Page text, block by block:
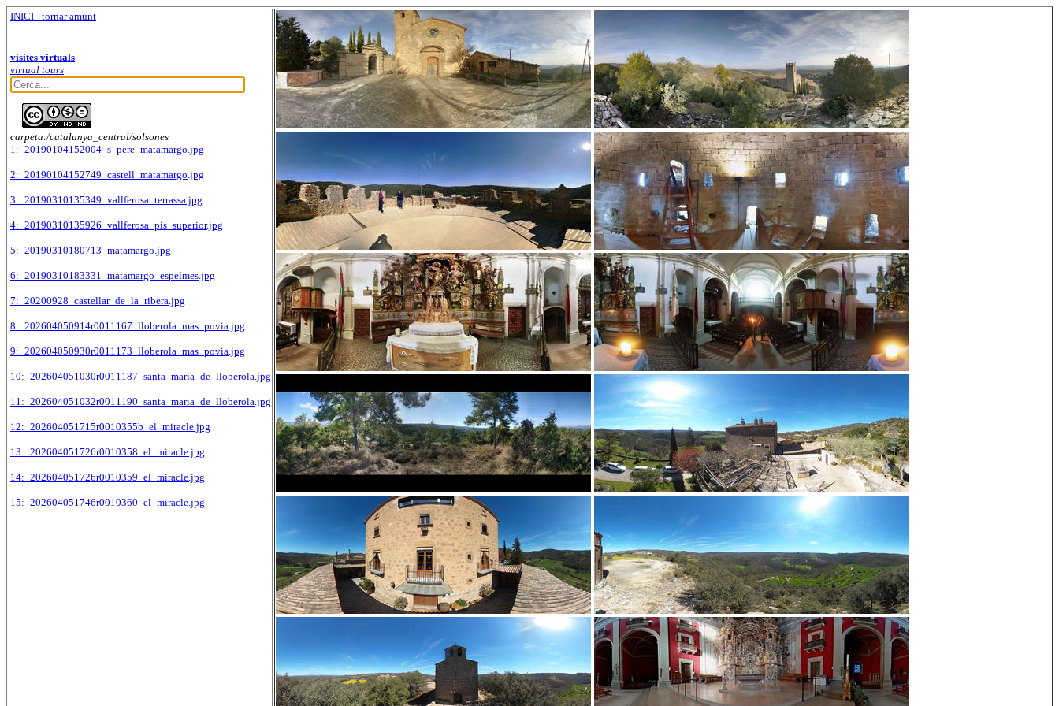
INICI - tornar amunt
visites virtuals
virtual tours
carpeta:/catalunya_central/solsones
1:_20190104152004_s_pere_matamargo.jpg
2:_20190104152749_castell_matamargo.jpg
3:_20190310135349_vallferosa_terrassa.jpg
4:_20190310135926_vallferosa_pis_superior.jpg
5:_20190310180713_matamargo.jpg
6:_20190310183331_matamargo_espelmes.jpg
7:_20200928_castellar_de_la_ribera.jpg
8:_202604050914r0011167_lloberola_mas_povia.jpg
9:_202604050930r0011173_lloberola_mas_povia.jpg
10:_202604051030r0011187_santa_maria_de_lloberola.jpg
11:_202604051032r0011190_santa_maria_de_lloberola.jpg
12:_202604051715r0010355b_el_miracle.jpg
13:_202604051726r0010358_el_miracle.jpg
14:_202604051726r0010359_el_miracle.jpg
15:_202604051746r0010360_el_miracle.jpg